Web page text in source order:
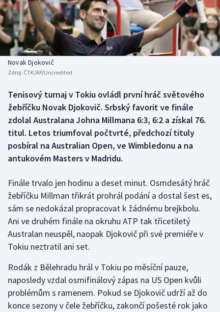
Atletika
Baseball a softbal
Basketbal
Boby a skeleton
Box
Curling
Cyklistika
Florbal
Futsal
Golf
Gymnastika
Soutěže
Historické návraty
Aplikace ČT sport
Novak Djokovič
Zdroj: ČTK/AP/Uncredited
Tenisový turnaj v Tokiu ovládl první hráč světového
žebříčku Novak Djokovič. Srbský favorit ve finále
zdolal Australana Johna Millmana 6:3, 6:2 a získal 76.
titul. Letos triumfoval počtvrté, předchozí tituly
posbíral na Australian Open, ve Wimbledonu a na
antukovém Masters v Madridu.
Finále trvalo jen hodinu a deset minut. Osmdesátý hráč
žebříčku Millman třikrát prohrál podání a dostal šest es,
sám se nedokázal propracovat k žádnému brejkbolu.
Ani ve druhém finále na okruhu ATP tak třicetiletý
Australan neuspěl, naopak Djokovič při své premiéře v
Tokiu neztratil ani set.
Rodák z Bělehradu hrál v Tokiu po měsíční pauze,
naposledy vzdal osmifinálový zápas na US Open kvůli
problémům s ramenem. Pokud se Djokovič udrží až do
konce sezony v čele žebříčku, zakončí pošesté rok jako